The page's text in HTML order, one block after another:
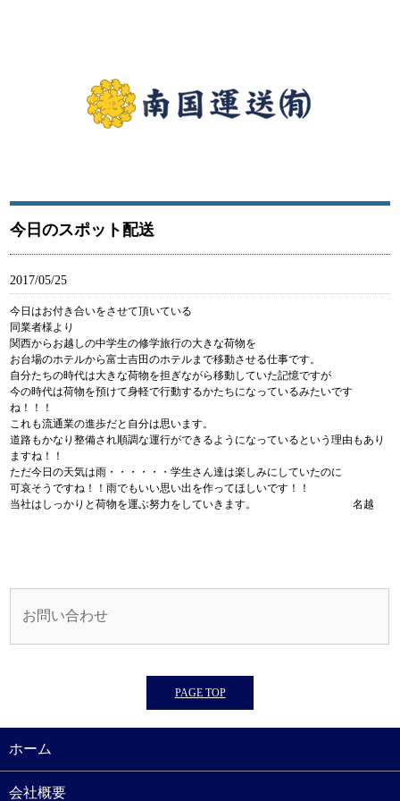
今日のスポット配送
2017/05/25
今日はお付き合いをさせて頂いている
同業者様より
関西からお越しの中学生の修学旅行の大きな荷物を
お台場のホテルから富士吉田のホテルまで移動させる仕事です。
自分たちの時代は大きな荷物を担ぎながら移動していた記憶ですが
今の時代は荷物を預けて身軽で行動するかたちになっているみたいです
ね！！！
これも流通業の進歩だと自分は思います。
道路もかなり整備され順調な運行ができるようになっているという理由もあり
ますね！！
ただ今日の天気は雨・・・・・・学生さん達は楽しみにしていたのに
可哀そうですね！！雨でもいい思い出を作ってほしいです！！
当社はしっかりと荷物を運ぶ努力をしていきます。 名越
お問い合わせ
PAGE TOP
ホーム
会社概要